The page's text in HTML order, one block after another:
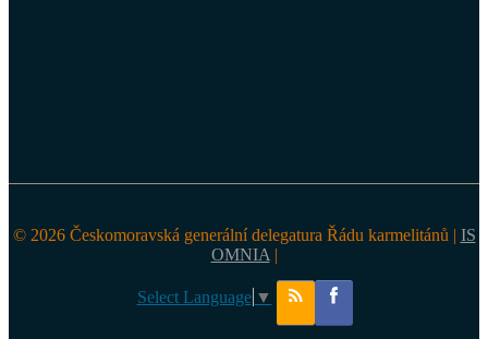
© 2026 Českomoravská generální delegatura Řádu karmelitánů | IS
OMNIA |
Select Language ▼